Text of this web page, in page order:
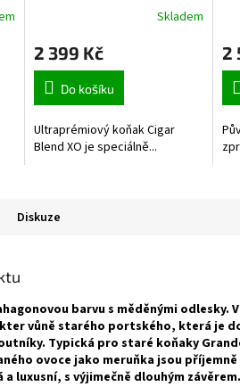
Skladem
2 399 Kč
Do košíku
Ultraprémiový koňak Cigar
Blend XO je speciálně...
2
Diskuze
barvu s měděnými odlesky.
vůně starého portského, která je
Typická pro staré koňaky
ovoce jako meruňka jsou
luxusní, s výjimečně dlouhým závěrem.